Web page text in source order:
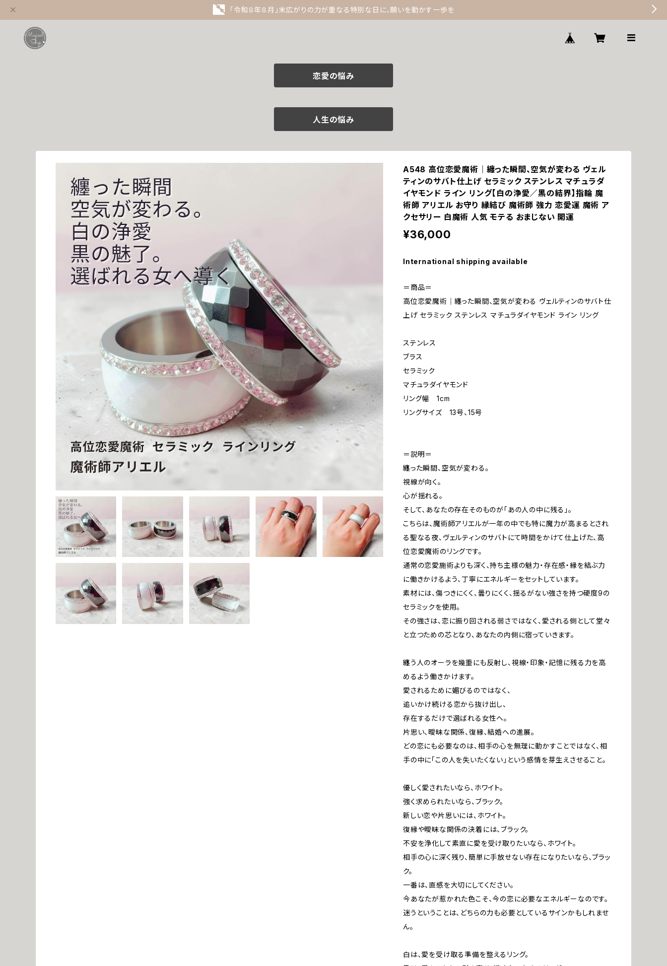
「令和８年８月」末広がりの力が重なる特別な日に、願いを動かす一歩を
恋愛の悩み
人生の悩み
A548 高位恋愛魔術｜纏った瞬間、空気が変わる ヴェル
ティンのサバト仕上げ セラミック ステンレス マチュラダ
イヤモンド ライン リング【白の浄愛／黒の結界】指輪 魔
術師 アリエル お守り 縁結び 魔術師 強力 恋愛運 魔術 ア
クセサリー 白魔術 人気 モテる おまじない 開運
¥36,000
International shipping available
＝商品＝
高位恋愛魔術｜纏った瞬間、空気が変わる ヴェルティンのサバト仕
上げ セラミック ステンレス マチュラダイヤモンド ライン リング
ステンレス
ブラス
セラミック
マチュラダイヤモンド
リング幅 1cm
リングサイズ 13号、15号
＝説明＝
纏った瞬間、空気が変わる。
視線が向く。
心が揺れる。
そして、あなたの存在そのものが「あの人の中に残る」。
こちらは、魔術師アリエルが一年の中でも特に魔力が高まるとされ
る聖なる夜、ヴェルティンのサバトにて時間をかけて仕上げた、高
位恋愛魔術のリングです。
通常の恋愛施術よりも深く、持ち主様の魅力・存在感・縁を結ぶ力
に働きかけるよう、丁寧にエネルギーをセットしています。
素材には、傷つきにくく、曇りにくく、揺るがない強さを持つ硬度9の
セラミックを使用。
その強さは、恋に振り回される弱さではなく、愛される側として堂々
と立つための芯となり、あなたの内側に宿っていきます。
纏う人のオーラを幾重にも反射し、視線・印象・記憶に残る力を高
めるよう働きかけます。
愛されるために媚びるのではなく、
追いかけ続ける恋から抜け出し、
存在するだけで選ばれる女性へ。
片思い、曖昧な関係、復縁、結婚への進展。
どの恋にも必要なのは、相手の心を無理に動かすことではなく、相
手の中に「この人を失いたくない」という感情を芽生えさせること。
優しく愛されたいなら、ホワイト。
強く求められたいなら、ブラック。
新しい恋や片思いには、ホワイト。
復縁や曖昧な関係の決着には、ブラック。
不安を浄化して素直に愛を受け取りたいなら、ホワイト。
相手の心に深く残り、簡単に手放せない存在になりたいなら、ブラッ
ク。
一番は、直感を大切にしてください。
今あなたが惹かれた色こそ、今の恋に必要なエネルギーなのです。
迷うということは、どちらの力も必要としているサインかもしれませ
ん。
白は、愛を受け取る準備を整えるリング。